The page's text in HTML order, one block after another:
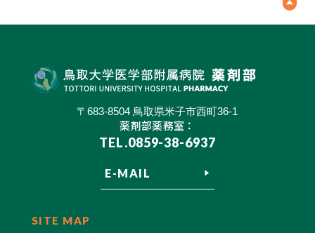
〒683-8504 鳥取県米子市西町36-1
薬剤部薬務室：
TEL.0859-38-6937
E-MAIL
SITE MAP